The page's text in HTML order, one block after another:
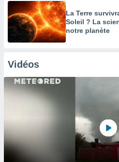
La Terre
Soleil ? La
notre planète
Vidéos